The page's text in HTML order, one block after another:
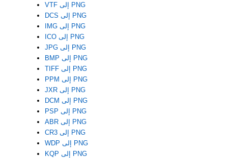
VTF إلى PNG
DCS إلى PNG
IMG إلى PNG
ICO إلى PNG
JPG إلى PNG
BMP إلى PNG
TIFF إلى PNG
PPM إلى PNG
JXR إلى PNG
DCM إلى PNG
PSP إلى PNG
ABR إلى PNG
CR3 إلى PNG
WDP إلى PNG
KQP إلى PNG